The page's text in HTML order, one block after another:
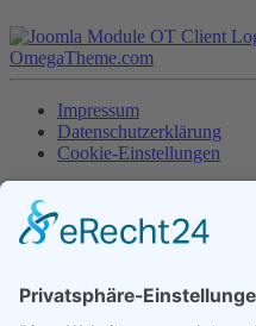
Impressum
Datenschutzerklärung
Cookie-Einstellungen
Deutsch
Home